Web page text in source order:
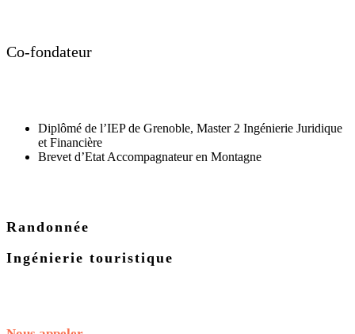
Co-fondateur
Diplômé de l’IEP de Grenoble, Master 2 Ingénierie Juridique
et Financière
Brevet d’Etat Accompagnateur en Montagne
Randonnée
Ingénierie touristique